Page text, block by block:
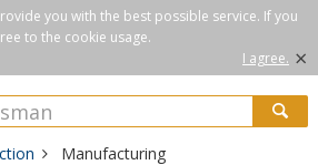
you with the best possible service. If you
to the cookie usage.
I agree. ×
Manufacturing